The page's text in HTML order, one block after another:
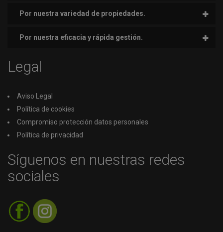
Por nuestra variedad de propiedades.
Por nuestra eficacia y rápida gestión.
Legal
Aviso Legal
Política de cookies
Compromiso protección datos personales
Política de privacidad
Síguenos en nuestras redes
sociales